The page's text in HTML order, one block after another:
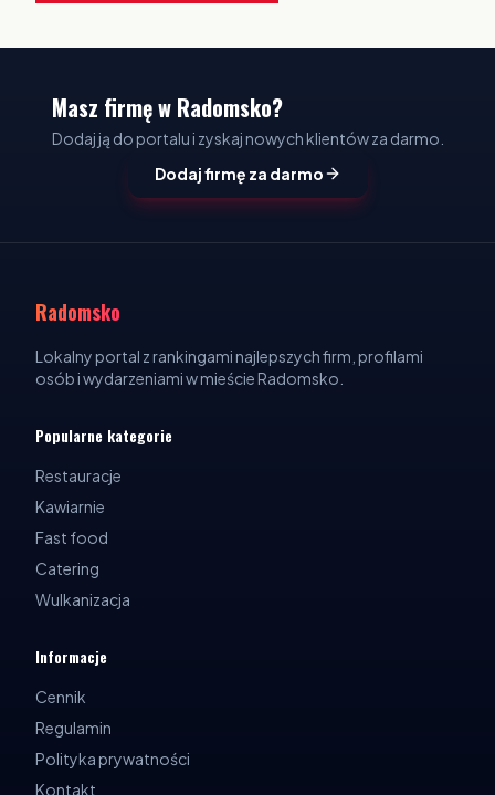
Masz firmę w Radomsko?
Dodaj ją do portalu i zyskaj nowych klientów za darmo.
Dodaj firmę za darmo
Radomsko
Lokalny portal z rankingami najlepszych firm, profilami
osób i wydarzeniami w mieście Radomsko.
Popularne kategorie
Restauracje
Kawiarnie
Fast food
Catering
Wulkanizacja
Informacje
Cennik
Regulamin
Polityka prywatności
Kontakt